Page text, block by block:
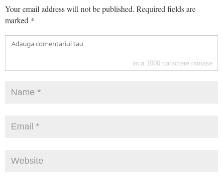
Your email address will not be published. Required fields are
marked *
inca 1000 caractere ramase